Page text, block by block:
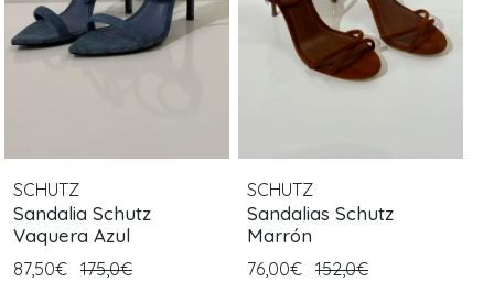
SCHUTZ
Sandalia Schutz
Vaquera Azul
87,50€ 175,0€
SCHUTZ
Sandalias Schutz
Marrón
76,00€ 152,0€